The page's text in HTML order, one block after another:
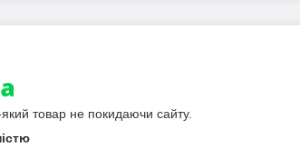
товар не покидаючи сайту.